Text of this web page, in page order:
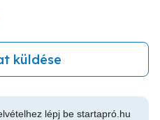
küldése
lépj be startapró.hu